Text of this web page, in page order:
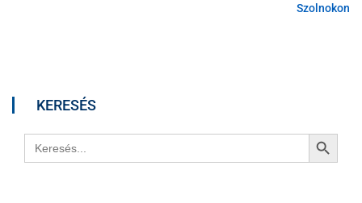
Szolnokon
KERESÉS
Search
for:
Search Button